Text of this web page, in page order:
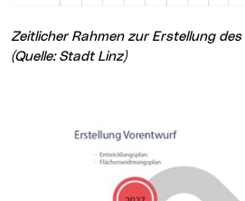
Zeitlicher Rahmen zur Erstellung des
(Quelle: Stadt Linz)